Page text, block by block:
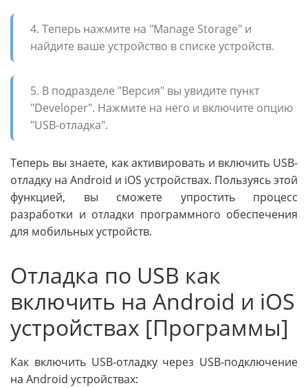
4. Теперь нажмите на "Manage Storage" и
найдите ваше устройство в списке устройств.
5. В подразделе "Версия" вы увидите пункт
"Developer". Нажмите на него и включите опцию
"USB-отладка".
Теперь вы знаете, как активировать и включить USB-
отладку на Android и iOS устройствах. Пользуясь этой
функцией, вы сможете упростить процесс
разработки и отладки программного обеспечения
для мобильных устройств.
Отладка по USB как
включить на Android и iOS
устройствах [Программы]
Как включить USB-отладку через USB-подключение
на Android устройствах: